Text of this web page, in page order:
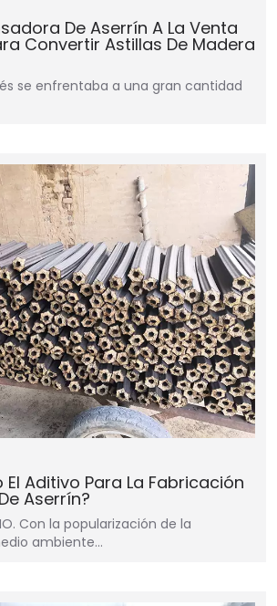
De Aserrín A La Venta
Convertir Astillas De Madera
se enfrentaba a una gran cantidad
El Aditivo Para La Fabricación
Aserrín?
Con la popularización de la
ambiente…